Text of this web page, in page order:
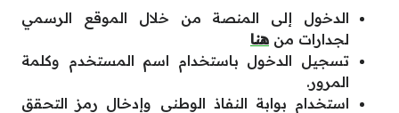
الدخول إلى المنصة من خلال الموقع الرسمي
لجدارات من هنا
تسجيل الدخول باستخدام اسم المستخدم وكلمة
المرور.
استخدام بوابة النفاذ الوطني وإدخال رمز التحقق